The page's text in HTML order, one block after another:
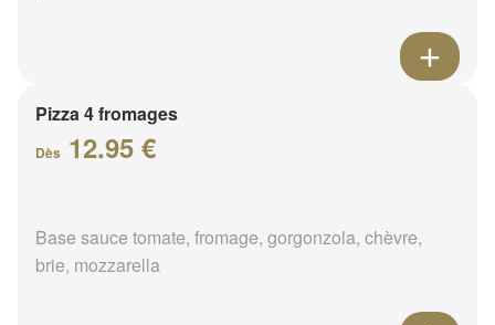
Pizza 4 fromages
Dès 12.95 €
Base sauce tomate, fromage, gorgonzola, chèvre,
brie, mozzarella